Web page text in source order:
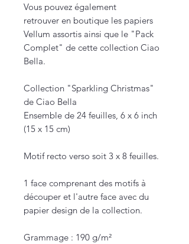
Vous pouvez également
retrouver en boutique les papiers
Vellum assortis ainsi que le "Pack
Complet" de cette collection Ciao
Bella.
Collection "Sparkling Christmas"
de Ciao Bella
Ensemble de 24 feuilles, 6 x 6 inch
(15 x 15 cm)
Motif recto verso soit 3 x 8 feuilles.
1 face comprenant des motifs à
découper et l'autre face avec du
papier design de la collection.
Grammage : 190 g/m²